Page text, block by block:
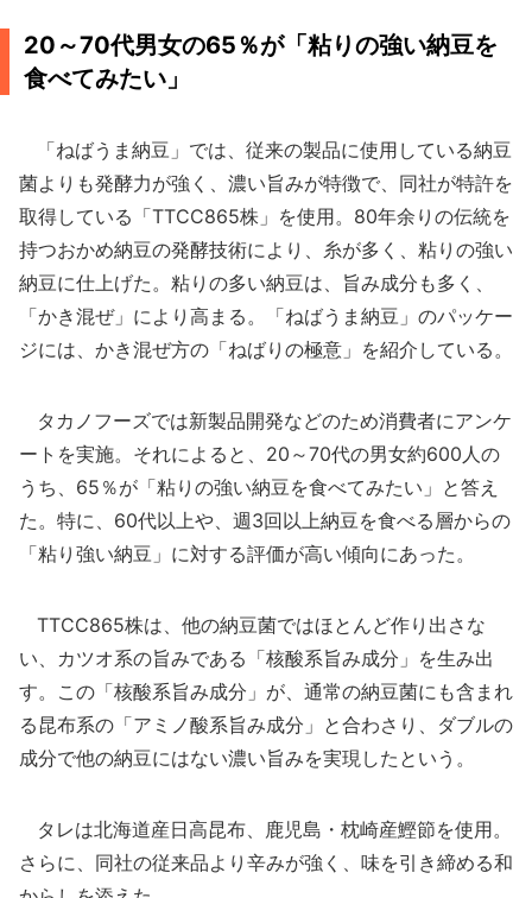
20～70代男女の65％が「粘りの強い納豆を
食べてみたい」
「ねばうま納豆」では、従来の製品に使用している納豆
菌よりも発酵力が強く、濃い旨みが特徴で、同社が特許を
取得している「TTCC865株」を使用。80年余りの伝統を
持つおかめ納豆の発酵技術により、糸が多く、粘りの強い
納豆に仕上げた。粘りの多い納豆は、旨み成分も多く、
「かき混ぜ」により高まる。「ねばうま納豆」のパッケー
ジには、かき混ぜ方の「ねばりの極意」を紹介している。
タカノフーズでは新製品開発などのため消費者にアンケ
ートを実施。それによると、20～70代の男女約600人の
うち、65％が「粘りの強い納豆を食べてみたい」と答え
た。特に、60代以上や、週3回以上納豆を食べる層からの
「粘り強い納豆」に対する評価が高い傾向にあった。
TTCC865株は、他の納豆菌ではほとんど作り出さな
い、カツオ系の旨みである「核酸系旨み成分」を生み出
す。この「核酸系旨み成分」が、通常の納豆菌にも含まれ
る昆布系の「アミノ酸系旨み成分」と合わさり、ダブルの
成分で他の納豆にはない濃い旨みを実現したという。
タレは北海道産日高昆布、鹿児島・枕崎産鰹節を使用。
さらに、同社の従来品より辛みが強く、味を引き締める和